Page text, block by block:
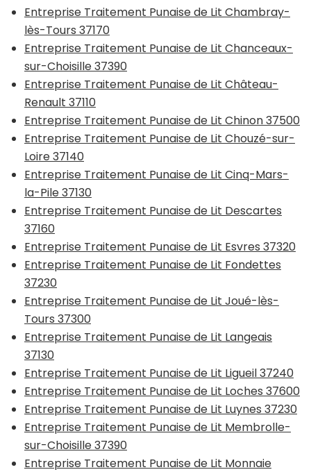
Entreprise Traitement Punaise de Lit Chambray-
lès-Tours 37170
Entreprise Traitement Punaise de Lit Chanceaux-
sur-Choisille 37390
Entreprise Traitement Punaise de Lit Château-
Renault 37110
Entreprise Traitement Punaise de Lit Chinon 37500
Entreprise Traitement Punaise de Lit Chouzé-sur-
Loire 37140
Entreprise Traitement Punaise de Lit Cinq-Mars-
la-Pile 37130
Entreprise Traitement Punaise de Lit Descartes
37160
Entreprise Traitement Punaise de Lit Esvres 37320
Entreprise Traitement Punaise de Lit Fondettes
37230
Entreprise Traitement Punaise de Lit Joué-lès-
Tours 37300
Entreprise Traitement Punaise de Lit Langeais
37130
Entreprise Traitement Punaise de Lit Ligueil 37240
Entreprise Traitement Punaise de Lit Loches 37600
Entreprise Traitement Punaise de Lit Luynes 37230
Entreprise Traitement Punaise de Lit Membrolle-
sur-Choisille 37390
Entreprise Traitement Punaise de Lit Monnaie